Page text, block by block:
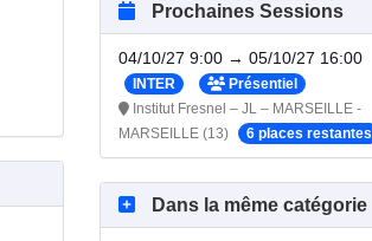
Prochaines Sessions
04/10/27 9:00 → 05/10/27 16:00
INTER
Présentiel
Institut Fresnel – JL – MARSEILLE -
MARSEILLE (13)
6 places restantes
Dans la même catégorie